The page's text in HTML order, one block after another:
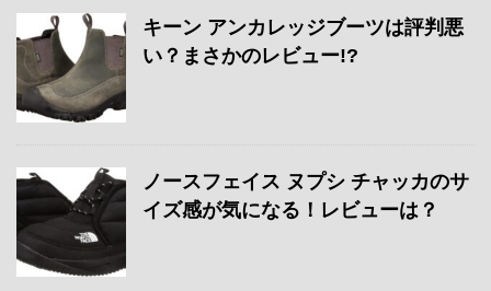
キーン アンカレッジブーツは評判悪
い？まさかのレビュー!?
ノースフェイス ヌプシ チャッカのサ
イズ感が気になる！レビューは？